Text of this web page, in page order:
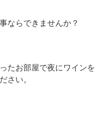
ならできませんか？
たお部屋で夜にワインを
さい。